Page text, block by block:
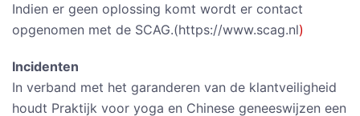
Indien er geen oplossing komt wordt er contact
opgenomen met de SCAG.(https://www.scag.nl)
Incidenten
In verband met het garanderen van de klantveiligheid
houdt Praktijk voor yoga en Chinese geneeswijzen een